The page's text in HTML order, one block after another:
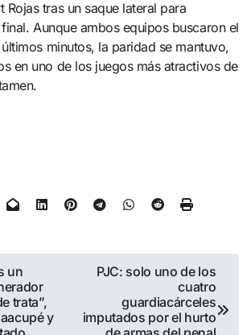
Rojas tras un saque lateral para
Aunque ambos equipos buscaron el
minutos, la paridad se mantuvo,
en uno de los juegos más atractivos de
un
trata”,
y
PJC: solo uno de los
cuatro
guardiacárceles
imputados por el hurto